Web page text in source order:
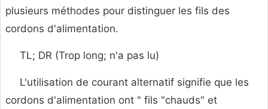
plusieurs méthodes pour distinguer les fils des
cordons d'alimentation.
TL; DR (Trop long; n'a pas lu)
L'utilisation de courant alternatif signifie que les
cordons d'alimentation ont " fils "chauds" et